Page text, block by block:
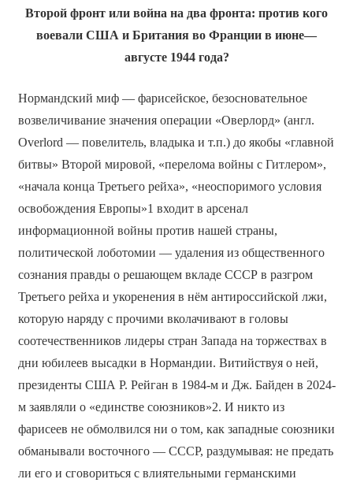
Второй фронт или война на два фронта: против кого
воевали США и Британия во Франции в июне—
августе 1944 года?
Нормандский миф — фарисейское, безосновательное
возвеличивание значения операции «Оверлорд» (англ.
Overlord — повелитель, владыка и т.п.) до якобы «главной
битвы» Второй мировой, «перелома войны с Гитлером»,
«начала конца Третьего рейха», «неоспоримого условия
освобождения Европы»1 входит в арсенал
информационной войны против нашей страны,
политической лоботомии — удаления из общественного
сознания правды о решающем вкладе СССР в разгром
Третьего рейха и укоренения в нём антироссийской лжи,
которую наряду с прочими вколачивают в головы
соотечественников лидеры стран Запада на торжествах в
дни юбилеев высадки в Нормандии. Витийствуя о ней,
президенты США Р. Рейган в 1984-м и Дж. Байден в 2024-
м заявляли о «единстве союзников»2. И никто из
фарисеев не обмолвился ни о том, как западные союзники
обманывали восточного — СССР, раздумывая: не предать
ли его и сговориться с влиятельными германскими